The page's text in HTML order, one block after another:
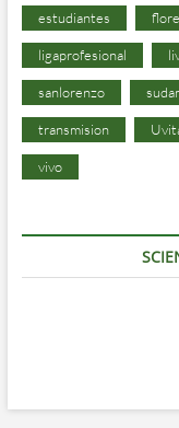
estudiantes
ligaprofesional
sanlorenzo
transmision
vivo